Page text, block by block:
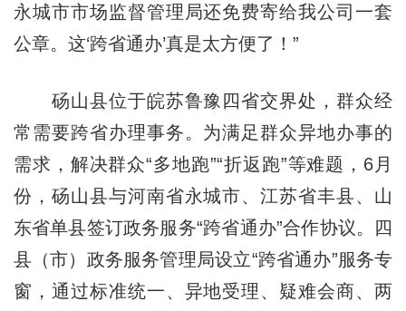
永城市市场监督管理局还免费寄给我公司一套
公章。这‘跨省通办’真是太方便了！”
砀山县位于皖苏鲁豫四省交界处，群众经
常需要跨省办理事务。为满足群众异地办事的
需求，解决群众“多地跑”“折返跑”等难题，6月
份，砀山县与河南省永城市、江苏省丰县、山
东省单县签订政务服务“跨省通办”合作协议。四
县（市）政务服务管理局设立“跨省通办”服务专
窗，通过标准统一、异地受理、疑难会商、两